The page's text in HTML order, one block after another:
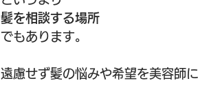
髪を相談する場所
でもあります。
遠慮せず髪の悩みや希望を美容師